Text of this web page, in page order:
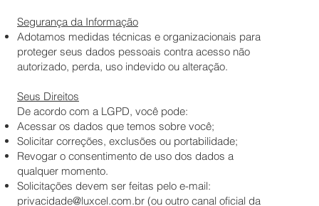
Segurança da Informação
Adotamos medidas técnicas e organizacionais para
proteger seus dados pessoais contra acesso não
autorizado, perda, uso indevido ou alteração.
Seus Direitos
De acordo com a LGPD, você pode:
Acessar os dados que temos sobre você;
Solicitar correções, exclusões ou portabilidade;
Revogar o consentimento de uso dos dados a
qualquer momento.
Solicitações devem ser feitas pelo e-mail:
privacidade@luxcel.com.br (ou outro canal oficial da